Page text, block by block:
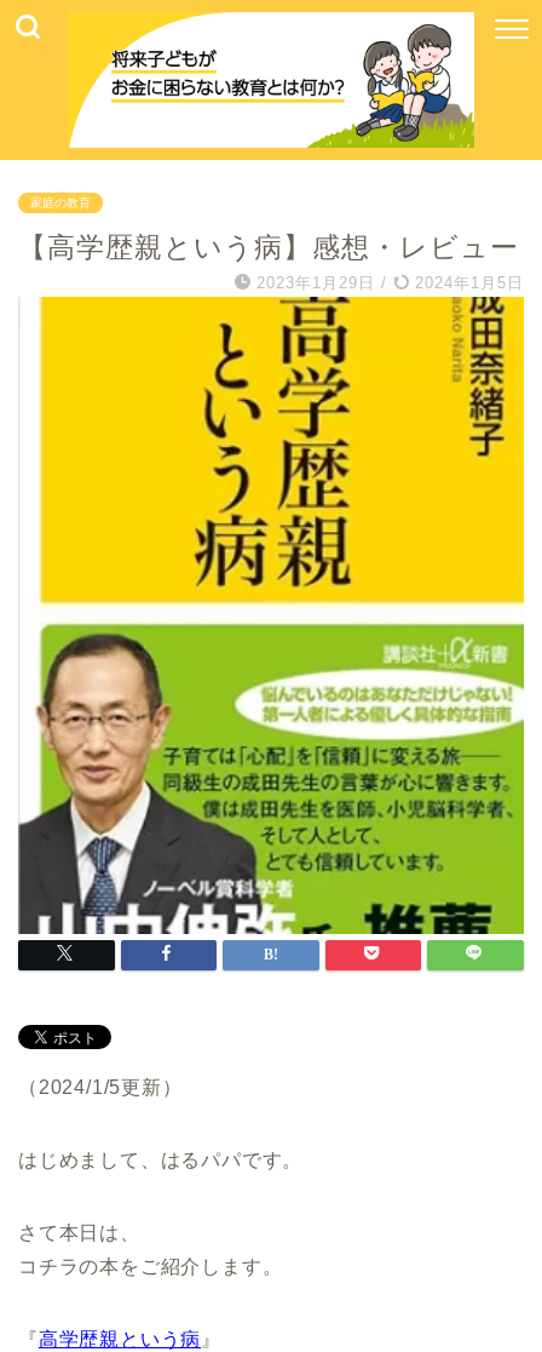
家庭の教育
【高学歴親という病】感想・レビュー
2023年1月29日 / 2024年1月5日
（2024/1/5更新）
はじめまして、はるパパです。
さて本日は、
コチラの本をご紹介します。
『高学歴親という病 』